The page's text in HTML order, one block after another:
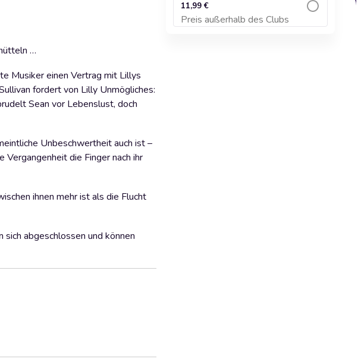
…
Musiker einen Vertrag mit Lillys
fordert von Lilly Unmögliches:
Sean vor Lebenslust, doch
Unbeschwertheit auch ist –
die Finger nach ihr
ihnen mehr ist als die Flucht
abgeschlossen und können
11,99 €
Preis außerhalb des Clubs
Zum Warenkorb hinzufügen